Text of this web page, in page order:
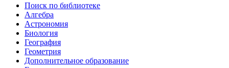
Поиск по библиотеке
Алгебра
Астрономия
Биология
География
Геометрия
Дополнительное образование